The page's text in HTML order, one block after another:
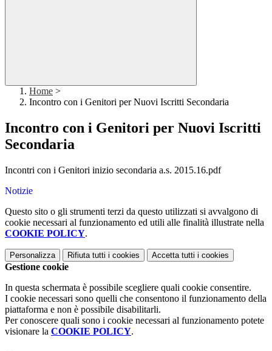
Home >
Incontro con i Genitori per Nuovi Iscritti Secondaria
Incontro con i Genitori per Nuovi Iscritti
Secondaria
Incontri con i Genitori inizio secondaria a.s. 2015.16.pdf
Notizie
Questo sito o gli strumenti terzi da questo utilizzati si avvalgono di
cookie necessari al funzionamento ed utili alle finalità illustrate nella
COOKIE POLICY.
Personalizza Rifiuta tutti i cookies Accetta tutti i cookies
Gestione cookie
In questa schermata è possibile scegliere quali cookie consentire.
I cookie necessari sono quelli che consentono il funzionamento della
piattaforma e non è possibile disabilitarli.
Per conoscere quali sono i cookie necessari al funzionamento potete
visionare la COOKIE POLICY.